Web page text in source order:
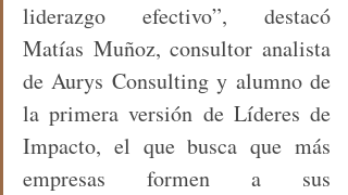
liderazgo efectivo”, destacó
Matías Muñoz, consultor analista
de Aurys Consulting y alumno de
la primera versión de Líderes de
Impacto, el que busca que más
empresas formen a sus